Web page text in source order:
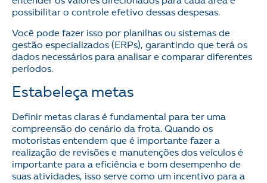
possibilitar o controle efetivo dessas despesas.
Você pode fazer isso por planilhas ou sistemas de
gestão especializados (ERPs), garantindo que terá os
dados necessários para analisar e comparar diferentes
períodos.
Estabeleça metas
Definir metas claras é fundamental para ter uma
compreensão do cenário da frota. Quando os
motoristas entendem que é importante fazer a
realização de revisões e manutenções dos veículos é
importante para a eficiência e bom desempenho de
suas atividades, isso serve como um incentivo para a